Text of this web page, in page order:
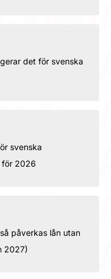
det för svenska
svenska
för 2026
påverkas lån utan
2027)